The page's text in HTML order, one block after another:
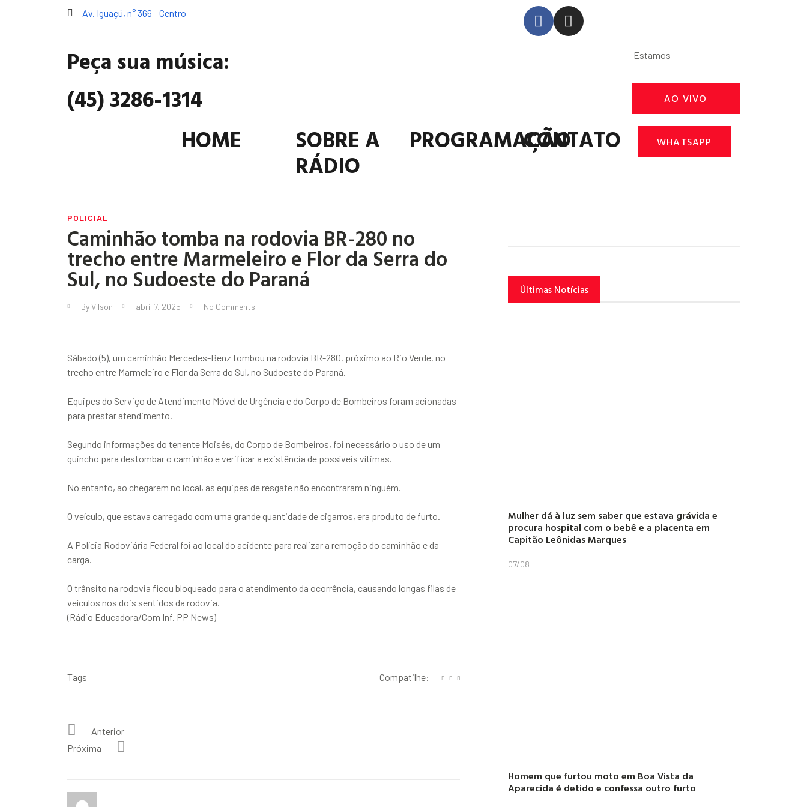
Av. Iguaçú, n° 366 - Centro
Peça sua música:
(45) 3286-1314
Estamos
AO VIVO
HOME SOBRE A
RÁDIO
PROGRAMAÇÃOCONTATO WHATSAPP
POLICIAL
Caminhão tomba na rodovia BR-280 no
trecho entre Marmeleiro e Flor da Serra do
Sul, no Sudoeste do Paraná
ByVilson abril 7, 2025 No Comments
Sábado (5), um caminhão Mercedes-Benz tombou na rodovia BR-280, próximo ao Rio Verde, no
trecho entre Marmeleiro e Flor da Serra do Sul, no Sudoeste do Paraná.
Equipes do Serviço de Atendimento Móvel de Urgência e do Corpo de Bombeiros foram acionadas
para prestar atendimento.
Segundo informações do tenente Moisés, do Corpo de Bombeiros, foi necessário o uso de um
guincho para destombar o caminhão e verificar a existência de possíveis vítimas.
No entanto, ao chegarem no local, as equipes de resgate não encontraram ninguém.
O veículo, que estava carregado com uma grande quantidade de cigarros, era produto de furto.
A Polícia Rodoviária Federal foi ao local do acidente para realizar a remoção do caminhão e da
carga.
O trânsito na rodovia ficou bloqueado para o atendimento da ocorrência, causando longas filas de
veículos nos dois sentidos da rodovia.
(Rádio Educadora/Com Inf. PP News)
Tags Compatilhe:
Anterior
Próxima
Últimas Notícias
Mulher dá à luz sem saber que estava grávida e
procura hospital com o bebê e a placenta em
Capitão Leônidas Marques
07/08
Homem que furtou moto em Boa Vista da
Aparecida é detido e confessa outro furto